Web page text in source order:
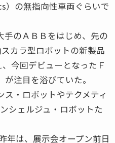
の無指向性車両ぐらいで
のＡＢＢをはじめ、先の
カラ型ロボットの新製品
今回デビューとなったＦ
注目を浴びていた。
・ロボットやテクメティ
シェルジュ・ロボットた
は、展示会オープン前日